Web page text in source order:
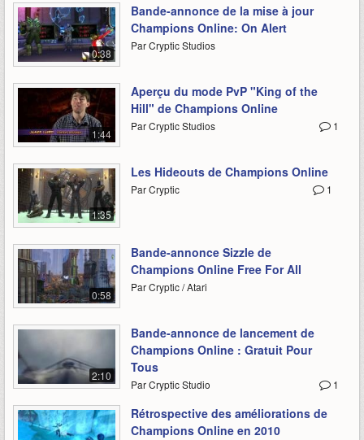
0:38
Bande-annonce de la mise à jour
Champions Online: On Alert
Par Cryptic Studios
1:44
Aperçu du mode PvP "King of the
Hill" de Champions Online
1
Par Cryptic Studios
1:35
Les Hideouts de Champions Online
1
Par Cryptic
0:58
Bande-annonce Sizzle de
Champions Online Free For All
Par Cryptic / Atari
2:10
Bande-annonce de lancement de
Champions Online : Gratuit Pour
Tous
1
Par Cryptic Studio
Rétrospective des améliorations de
Champions Online en 2010